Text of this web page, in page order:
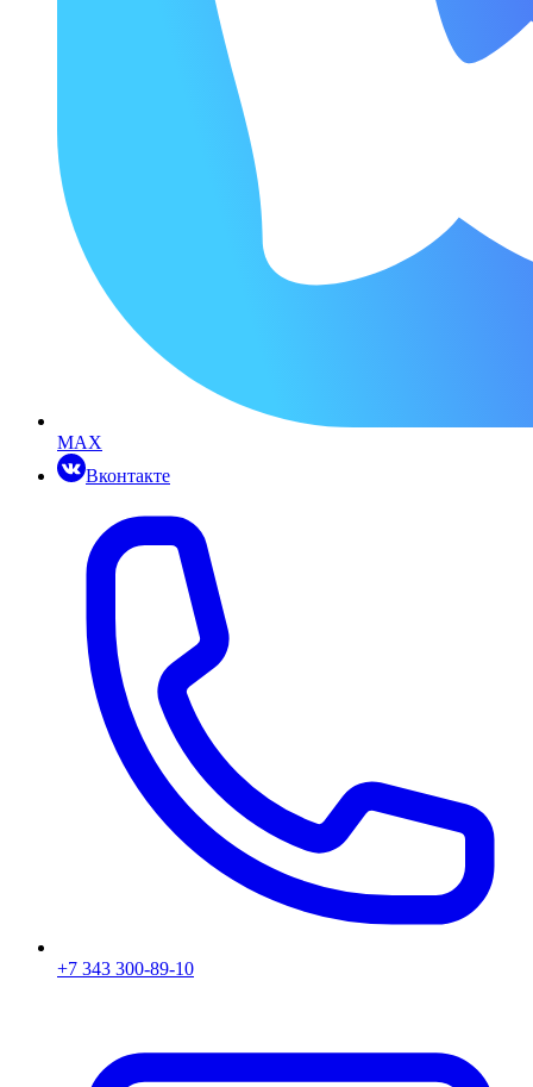
MAX
Вконтакте
+7 343 300-89-10